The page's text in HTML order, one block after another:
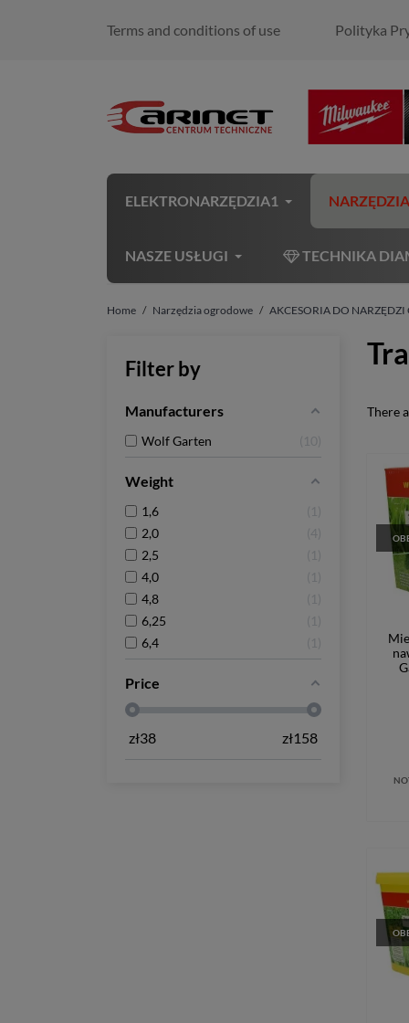
Terms and conditions of use Polityka
ELEKTRONARZĘDZIA1
NASZE USŁUGI TECHNIKA
Home Narzędzia ogrodowe AKCESORIA DO
Filter by
Manufacturers
Wolf Garten 10
Weight
1,6
2,0
4
2,5
4,0
4,8
6,25
6,4
Price
zł38 zł158
There